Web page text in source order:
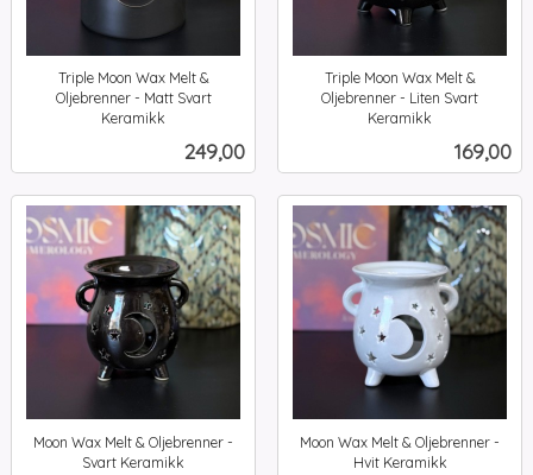
Triple Moon Wax Melt &
Oljebrenner - Matt Svart
Keramikk
Pris
249,00
Triple Moon Wax Melt &
Oljebrenner - Liten Svart
Keramikk
Pris
169,00
Moon Wax Melt & Oljebrenner -
Svart Keramikk
Moon Wax Melt & Oljebrenner -
Hvit Keramikk